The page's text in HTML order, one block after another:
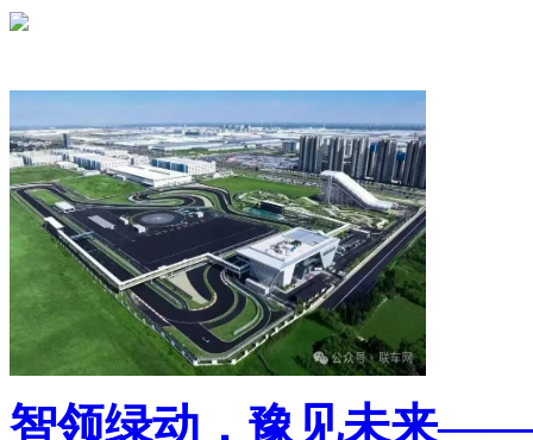
智领绿动，豫见未来